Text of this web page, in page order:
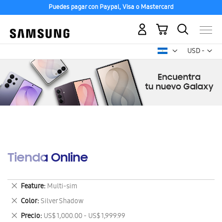
Puedes pagar con Paypal, Visa o Mastercard
USD -
dólar
Mi carrito
Tienda Online
Feature Multi-sim
Eliminar
este
artículo
Color Silver Shadow
Eliminar
este
Precio US$ 1,000.00 - US$ 1,999.99
Eliminar